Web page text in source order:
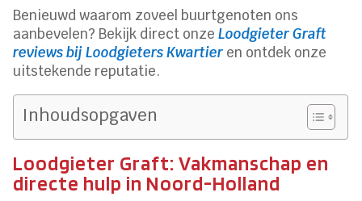
Benieuwd waarom zoveel buurtgenoten ons
aanbevelen? Bekijk direct onzeLoodgieter Graft
reviews bij Loodgieters Kwartier en ontdek onze
uitstekende reputatie.​
Inhoudsopgaven
Loodgieter Graft: Vakmanschap en
directe hulp in Noord-Holland